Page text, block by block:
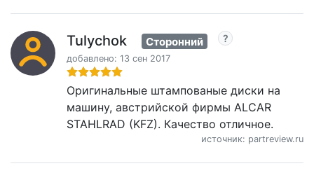
Tulychok Сторонний
добавлено: 13 сен 2017
Оригинальные штампованые диски на
машину, австрийской фирмы ALCAR
STAHLRAD (KFZ). Качество отличное.
источник: partreview.ru